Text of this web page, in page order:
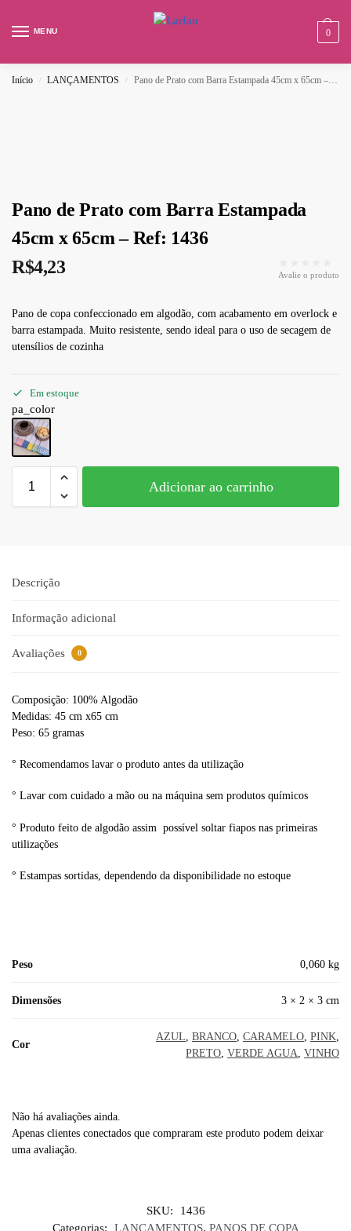
MENU 0
Início / LANÇAMENTOS / Pano de Prato com Barra Estampada 45cm x 65cm – Ref: 1436
Pano de Prato com Barra Estampada
45cm x 65cm – Ref: 1436
R$4,23 Avalie o produto
Pano de copa confeccionado em algodão, com acabamento em overlock e
barra estampada. Muito resistente, sendo ideal para o uso de secagem de
utensílios de cozinha
Em estoque
pa_color
Adicionar ao carrinho
Descrição
Informação adicional
Avaliações 0
Composição: 100% Algodão
Medidas: 45 cm x65 cm
Peso: 65 gramas
° Recomendamos lavar o produto antes da utilização
° Lavar com cuidado a mão ou na máquina sem produtos químicos
° Produto feito de algodão assim possível soltar fiapos nas primeiras
utilizações
° Estampas sortidas, dependendo da disponibilidade no estoque
Peso 0,060 kg
Dimensões 3 × 2 × 3 cm
Cor
AZUL BRANCO CARAMELO PINK
PRETO VERDE AGUA VINHO
Não há avaliações ainda.
Apenas clientes conectados que compraram este produto podem deixar
uma avaliação.
SKU:
1436
Categorias:
LANÇAMENTOS, PANOS DE COPA